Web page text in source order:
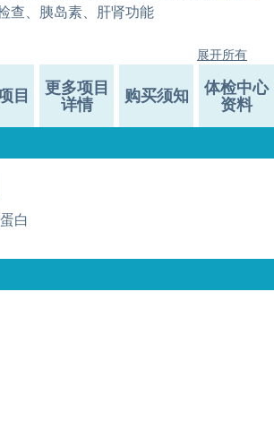
查、胰岛素、肝肾功能
展开所有
目 更多项目
详情 购买须知 体检中心
资料
白